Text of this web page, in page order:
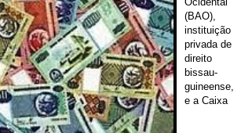
(BAO),
instituição
privada de
direito
bissau-
guineense,
e a Caixa